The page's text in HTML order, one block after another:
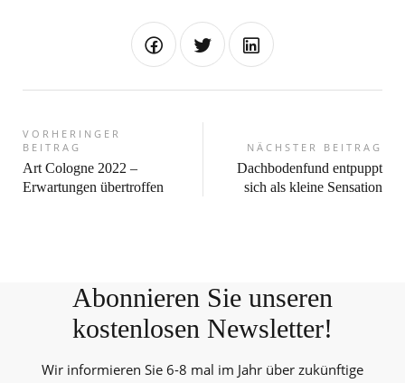
VORHERINGER
BEITRAG
Art Cologne 2022 –
Erwartungen übertroffen
NÄCHSTER BEITRAG
Dachbodenfund entpuppt
sich als kleine Sensation
Abonnieren Sie unseren
kostenlosen Newsletter!
Wir informieren Sie 6-8 mal im Jahr über zukünftige